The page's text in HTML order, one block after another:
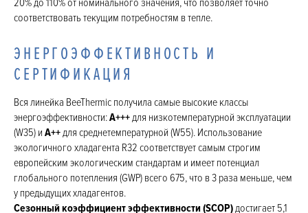
20% до 110% от номинального значения, что позволяет точно
соответствовать текущим потребностям в тепле.
ЭНЕРГОЭФФЕКТИВНОСТЬ И
СЕРТИФИКАЦИЯ
Вся линейка BeeThermic получила самые высокие классы
энергоэффективности:A+++для низкотемпературной эксплуатации
(W35) и A++для среднетемпературной (W55). Использование
экологичного хладагента R32 соответствует самым строгим
европейским экологическим стандартам и имеет потенциал
глобального потепления (GWP) всего 675, что в 3 раза меньше, чем
у предыдущих хладагентов.
Сезонный коэффициент эффективности (SCOP)достигает 5,1